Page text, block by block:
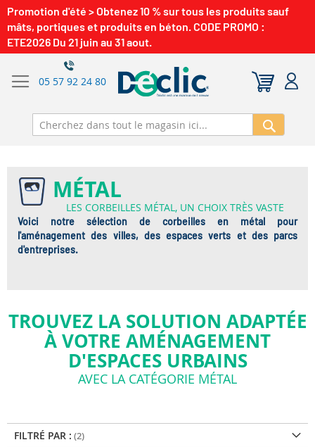
Promotion d'été > Obtenez 10 % sur tous les produits sauf
mâts, portiques et produits en béton. CODE PROMO :
ETE2026 Du 21 juin au 31 aout.
05 57 92 24 80
MÉTAL
LES CORBEILLES MÉTAL, UN CHOIX TRÈS VASTE
Voici notre sélection de corbeilles en métal pour
l'aménagement des villes, des espaces verts et des parcs
d'entreprises.
TROUVEZ LA SOLUTION ADAPTÉE
À VOTRE AMÉNAGEMENT
D'ESPACES URBAINS
AVEC LA CATÉGORIE MÉTAL
FILTRÉ PAR :